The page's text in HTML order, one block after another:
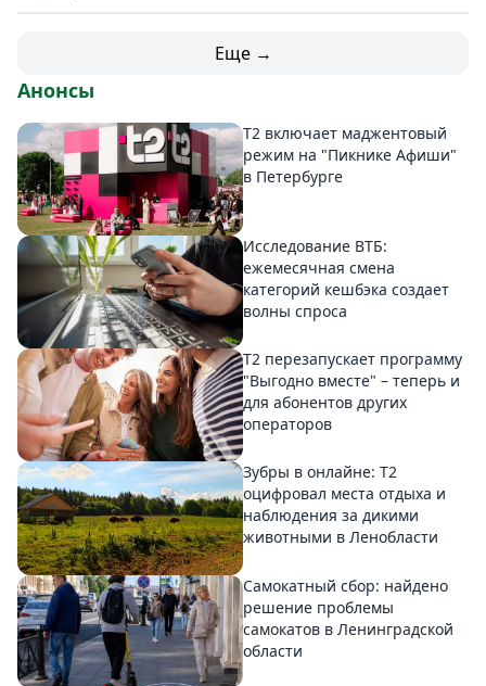
Еще →
Анонсы
Т2 включает маджентовый
режим на "Пикнике Афиши"
в Петербурге
Исследование ВТБ:
ежемесячная смена
категорий кешбэка создает
волны спроса
Т2 перезапускает программу
"Выгодно вместе" – теперь и
для абонентов других
операторов
Зубры в онлайне: Т2
оцифровал места отдыха и
наблюдения за дикими
животными в Ленобласти
Самокатный сбор: найдено
решение проблемы
самокатов в Ленинградской
области